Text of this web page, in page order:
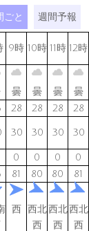
ごと 週間予報
9時 10時 11時 12時
曇 曇 曇 曇
28 28 28 28
30 30 30 30
0 0 0 0
81 80 80 81
西
西北
西
西北
西
西北
西